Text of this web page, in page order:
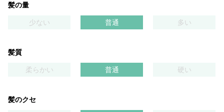
髪の量
少ない 普通 多い
髪質
柔らかい 普通 硬い
髪のクセ